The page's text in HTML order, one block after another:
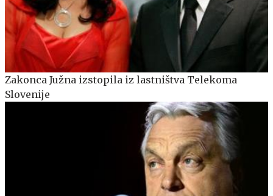
Zakonca Južna izstopila iz lastništva Telekoma
Slovenije